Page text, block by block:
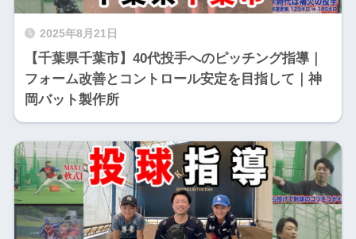
2025年8月21日
【千葉県千葉市】40代投手へのピッチング指導｜
フォーム改善とコントロール安定を目指して｜神
岡バット製作所